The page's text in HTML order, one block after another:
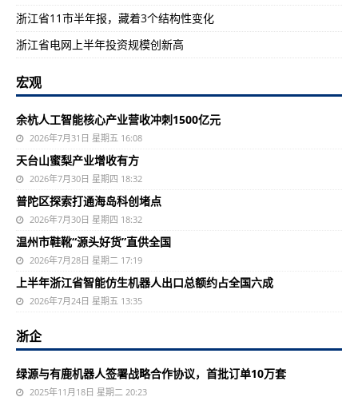
浙江省11市半年报，藏着3个结构性变化
浙江省电网上半年投资规模创新高
宏观
余杭人工智能核心产业营收冲刺1500亿元
2026年7月31日 星期五 16:08
天台山蜜梨产业增收有方
2026年7月30日 星期四 18:32
普陀区探索打通海岛科创堵点
2026年7月30日 星期四 18:32
温州市鞋靴“源头好货”直供全国
2026年7月28日 星期二 17:19
上半年浙江省智能仿生机器人出口总额约占全国六成
2026年7月24日 星期五 13:35
浙企
绿源与有鹿机器人签署战略合作协议，首批订单10万套
2025年11月18日 星期二 20:23